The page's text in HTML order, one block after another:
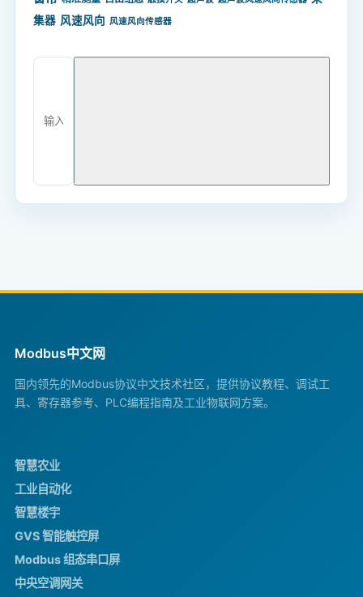
集器 风速风向 风速风向传感器
Modbus中文网
国内领先的Modbus协议中文技术社区，提供协议教程、调试工
具、寄存器参考、PLC编程指南及工业物联网方案。
智慧农业
工业自动化
智慧楼宇
GVS 智能触控屏
Modbus 组态串口屏
中央空调网关